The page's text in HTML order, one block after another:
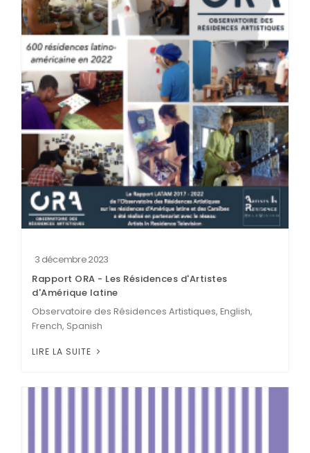
3 décembre 2023
Rapport ORA - Les Résidences d'Artistes
d'Amérique latine
Observatoire des Résidences Artistiques, English,
French, Spanish
LIRE LA SUITE